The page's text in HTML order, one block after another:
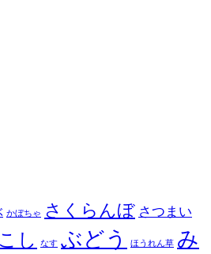
かぼちゃ さくらんぼ さつまい
し なす ぶどう ほうれん草 み